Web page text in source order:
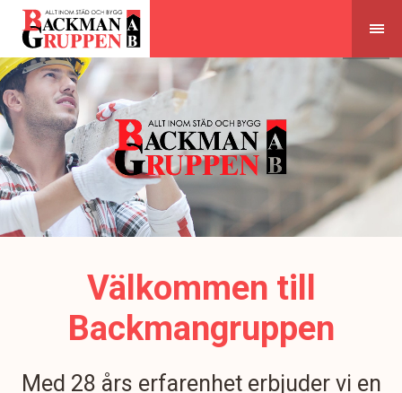
Skip
content
Välkommen till
Backmangruppen
Med 28 års erfarenhet erbjuder vi en